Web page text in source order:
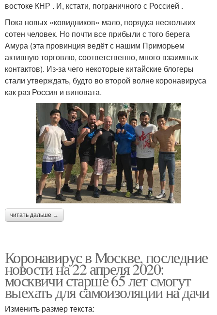
востоке КНР . И, кстати, пограничного с Россией .
Пока новых «ковидников» мало, порядка нескольких
сотен человек. Но почти все прибыли с того берега
Амура (эта провинция ведёт с нашим Приморьем
активную торговлю, соответственно, много взаимных
контактов). Из-за чего некоторые китайские блогеры
стали утверждать, будто во второй волне коронавируса
как раз Россия и виновата.
читать дальше →
Коронавирус в Москве, последние
новости на 22 апреля 2020:
москвичи старше 65 лет смогут
выехать для самоизоляции на дачи
Изменить размер текста: